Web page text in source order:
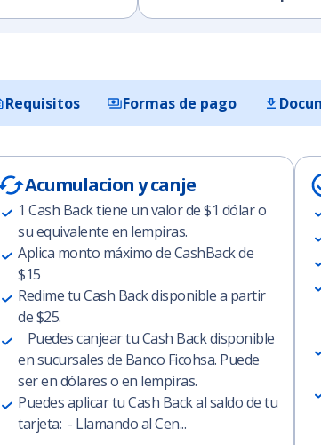
Requisitos Formas de pago
Acumulacion y canje
1 Cash Back tiene un valor de $1 dólar o
su equivalente en lempiras.
Aplica monto máximo de CashBack de
$15
Redime tu Cash Back disponible a partir
de $25.
Puedes canjear tu Cash Back disponible
en sucursales de Banco Ficohsa. Puede
ser en dólares o en lempiras.
Puedes aplicar tu Cash Back al saldo de tu
tarjeta: - Llamando al Cen...